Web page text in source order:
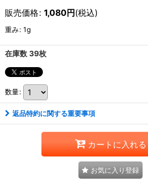
販売価格: 1,080円(税込)
重み: 1g
在庫数 39枚
数量:
返品特約に関する重要事項
カートに入れる
お気に入り登録